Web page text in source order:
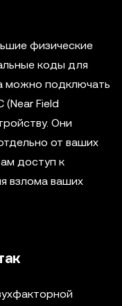
физические
коды для
можно подключать
Field
Они
от ваших
доступ к
взлома ваших